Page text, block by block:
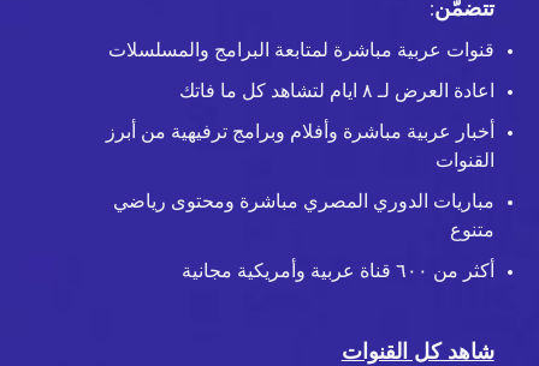
تتضمّن:
قنوات عربية مباشرة لمتابعة البرامج والمسلسلات
اعادة العرض لـ ٨ ايام لتشاهد كل ما فاتك
أخبار عربية مباشرة وأفلام وبرامج ترفيهية من أبرز
القنوات
مباريات الدوري المصري مباشرة ومحتوى رياضي
متنوع
أكثر من ٦٠٠ قناة عربية وأمريكية مجانية
شاهد كل القنوات